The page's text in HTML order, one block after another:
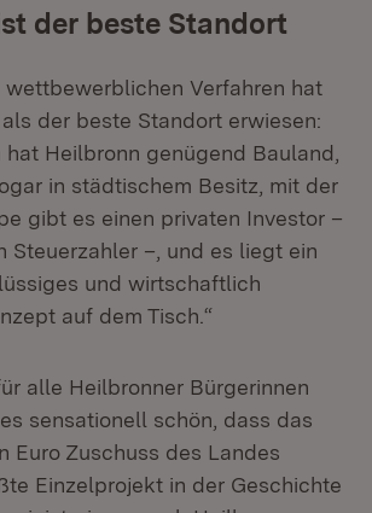
der beste Standort
wettbewerblichen Verfahren hat
der beste Standort erwiesen:
Heilbronn genügend Bauland,
in städtischem Besitz, mit der
gibt es einen privaten Investor –
Steuerzahler –, und es liegt ein
und wirtschaftlich
auf dem Tisch.“
alle Heilbronner Bürgerinnen
sensationell schön, dass das
Euro Zuschuss des Landes
Einzelprojekt in der Geschichte